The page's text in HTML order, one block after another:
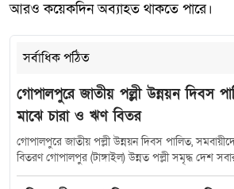
আরও কয়েকদিন অব্যাহত থাকতে পারে।
সর্বাধিক পঠিত
গোপালপুরে জাতীয় পল্লী উন্নয়ন দিবস
মাঝে চারা ও ঋণ বিতর
গোপালপুরে জাতীয় পল্লী উন্নয়ন দিবস পালিত,
বিতরণ গোপালপুর (টাঙ্গাইল) উন্নত পল্লী সমৃদ্ধ দেশ সবার আগে বাংলাদেশ"
প্রতিপাদ্যকে সামনে রেখে টাঙ্গাইলের গোপালপুরে